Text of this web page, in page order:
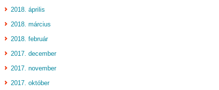
2018. április
2018. március
2018. február
2017. december
2017. november
2017. október